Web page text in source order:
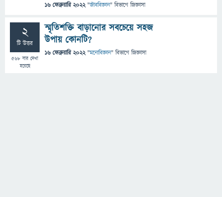
16 ফেব্রুয়ারি 2022 "জীববিজ্ঞান" বিভাগে জিজ্ঞাসা
2
টি উত্তর
568 বার দেখা
হয়েছে
স্মৃতিশক্তি বাড়ানোর সবচেয়ে সহজ
উপায় কোনটি?
16 ফেব্রুয়ারি 2022 "মনোবিজ্ঞান" বিভাগে জিজ্ঞাসা